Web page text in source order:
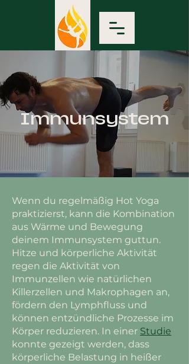
Immunsystem
Wenn du regelmäßig Hot Yoga
praktizierst, kann die Kombination
aus Wärme und Bewegung
deinem Immunsystem guttun.
Hitze und körperliche Aktivität
regen die Aktivität von
Immunzellen wie natürlichen
Killerzellen und Makrophagen an,
fördern den Lymphfluss und
können entzündliche Prozesse im
Körper reduzieren. In einer Studie
konnte gezeigt werden, dass
körperliche Belastung in heißer